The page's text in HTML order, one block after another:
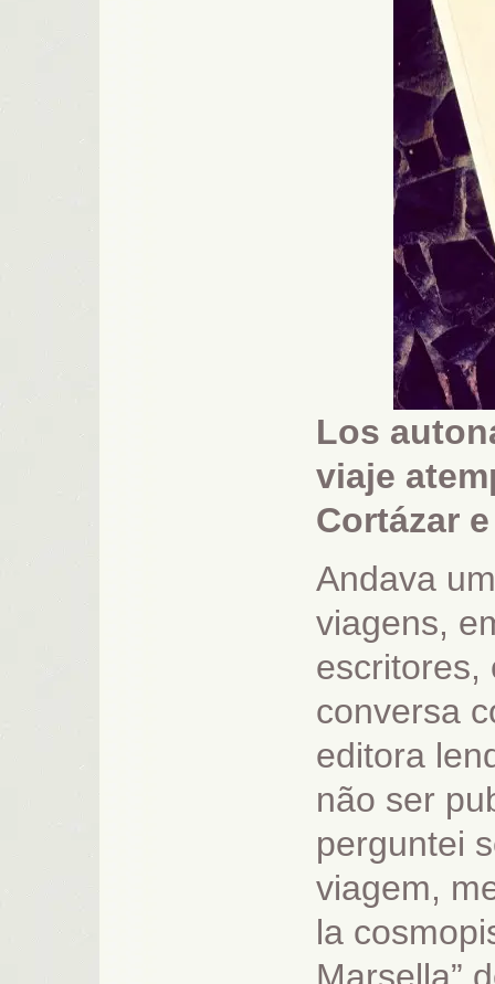
Los
viaje
Cortázar
Andava
viagens,
escritores,
conversa
editora
não ser
perguntei
viagem,
la